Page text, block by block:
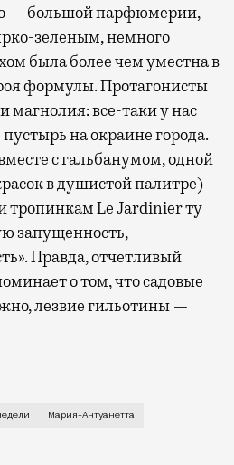
— большой парфюмерии,
зеленым, немного
была более чем уместна в
формулы. Протагонисты
все-таки у нас
на окраине города.
с гальбанумом, одной
в душистой палитре)
тропинкам Le Jardinier ту
запущенность,
Правда, отчетливый
о том, что садовые
лезвие гильотины —
парфманьяка назвать
Мария-Антуанетта